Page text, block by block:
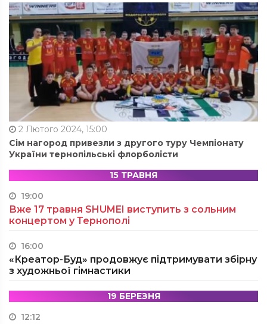
2 Лютого 2024, 15:00
Сім нагород привезли з другого туру Чемпіонату
України тернопільські флорболісти
15 ТРАВНЯ
19:00
Вже 17 травня SHUMEI виступить з сольним
концертом у Тернополі
16:00
«Креатор-Буд» продовжує підтримувати збірну
з художньої гімнастики
19 БЕРЕЗНЯ
12:12